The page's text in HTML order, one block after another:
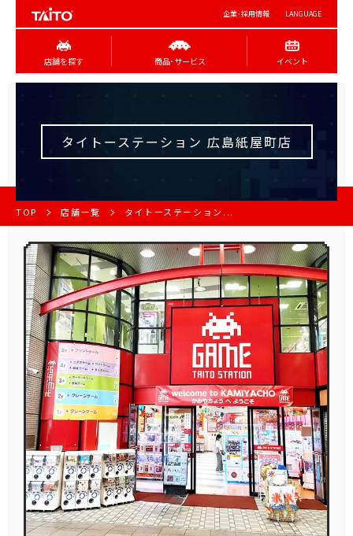
企業･採用情報 LANGUAGE
店舗を探す 商品･サービス イベント
タイトーステーション 広島紙屋町店
TOP 店舗一覧 タイトーステーション...